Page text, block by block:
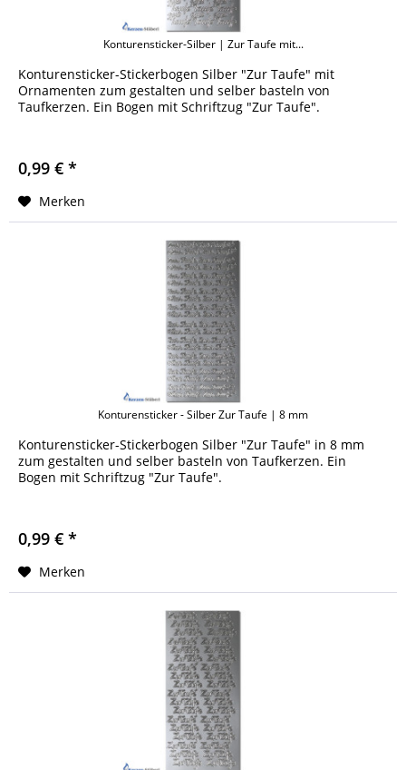
Konturensticker-Silber | Zur Taufe mit...
Konturensticker-Stickerbogen Silber "Zur Taufe" mit
Ornamenten zum gestalten und selber basteln von
Taufkerzen. Ein Bogen mit Schriftzug "Zur Taufe".
0,99 € *
Merken
Konturensticker - Silber Zur Taufe | 8 mm
Konturensticker-Stickerbogen Silber "Zur Taufe" in 8 mm
zum gestalten und selber basteln von Taufkerzen. Ein
Bogen mit Schriftzug "Zur Taufe".
0,99 € *
Merken